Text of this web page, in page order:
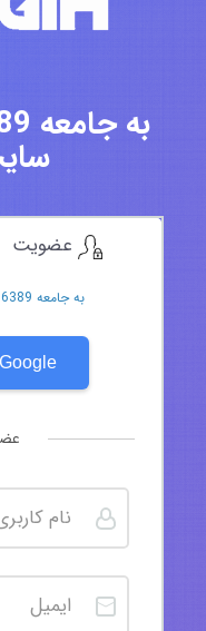
به جامعه 6389 نفری مهندسین سایت بپیوندید